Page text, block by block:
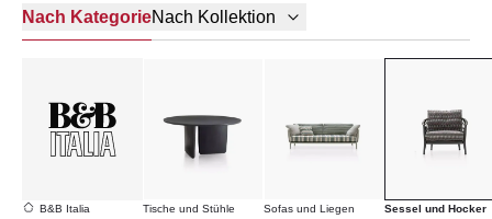
Nach KategorieNach Kollektion
B&B Italia Tische und Stühle Sofas und Liegen Sessel und Hocker